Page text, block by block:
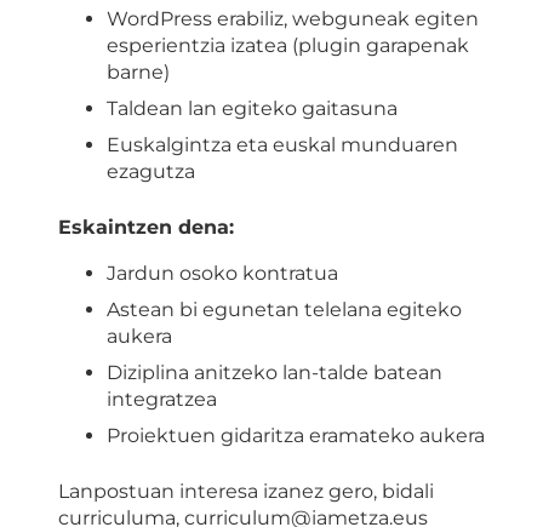
WordPress erabiliz, webguneak egiten
esperientzia izatea (plugin garapenak
barne)
Taldean lan egiteko gaitasuna
Euskalgintza eta euskal munduaren
ezagutza
Eskaintzen dena:
Jardun osoko kontratua
Astean bi egunetan telelana egiteko
aukera
Diziplina anitzeko lan-talde batean
integratzea
Proiektuen gidaritza eramateko aukera
Lanpostuan interesa izanez gero, bidali
curriculuma, curriculum@iametza.eus